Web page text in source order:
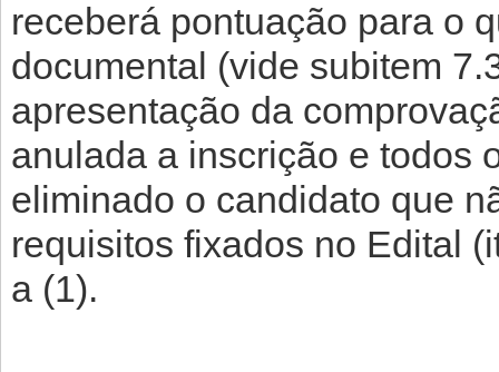
receberá pontuação para o
documental (vide subitem
apresentação da
anulada a inscrição e todos
eliminado o candidato que
requisitos fixados no Edital
a (1).